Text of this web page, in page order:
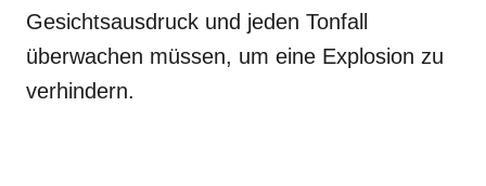
Gesichtsausdruck und jeden Tonfall
überwachen müssen, um eine Explosion zu
verhindern.